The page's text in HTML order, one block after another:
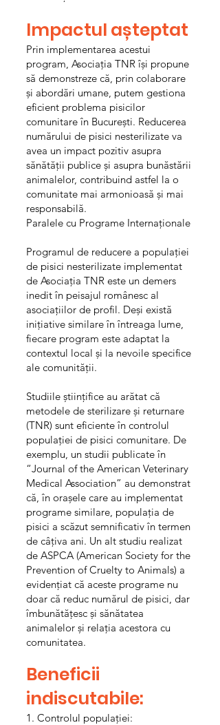
Impactul așteptat
Prin implementarea acestui
program, Asociația TNR își propune
să demonstreze că, prin colaborare
și abordări umane, putem gestiona
eficient problema pisicilor
comunitare în București. Reducerea
numărului de pisici nesterilizate va
avea un impact pozitiv asupra
sănătății publice și asupra bunăstării
animalelor, contribuind astfel la o
comunitate mai armonioasă și mai
responsabilă.
Paralele cu Programe Internaționale
Programul de reducere a populației
de pisici nesterilizate implementat
de Asociația TNR este un demers
inedit în peisajul românesc al
asociațiilor de profil. Deși există
inițiative similare în întreaga lume,
fiecare program este adaptat la
contextul local și la nevoile specifice
ale comunității.
Studiile științifice au arătat că
metodele de sterilizare și returnare
(TNR) sunt eficiente în controlul
populației de pisici comunitare. De
exemplu, un studii publicate în
“Journal of the American Veterinary
Medical Association” au demonstrat
că, în orașele care au implementat
programe similare, populația de
pisici a scăzut semnificativ în termen
de câțiva ani. Un alt studiu realizat
de ASPCA (American Society for the
Prevention of Cruelty to Animals) a
evidențiat că aceste programe nu
doar că reduc numărul de pisici, dar
îmbunătățesc și sănătatea
animalelor și relația acestora cu
comunitatea.
Beneficii
indiscutabile:
1. Controlul populației: